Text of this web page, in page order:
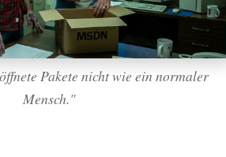
Pakete nicht wie ein normaler
Mensch."